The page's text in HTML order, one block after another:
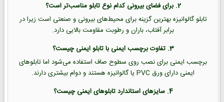
2. برای فضای بیرونی کدام نوع تابلو مناسب‌تر است؟
تابلو گالوانیزه بهترین گزینه برای محیط‌های بیرونی و صنعتی است زیرا در
برابر آفتاب، باران و رطوبت مقاومت بالایی دارد.
3. تفاوت برچسب ایمنی با تابلو ایمنی چیست؟
برچسب ایمنی برای نصب روی سطوح صاف استفاده می‌شود اما تابلوهای
ایمنی دارای ورق PVC یا گالوانیزه هستند و دوام بیشتری دارند.
4. سایزهای استاندارد تابلوهای ایمنی چیست؟